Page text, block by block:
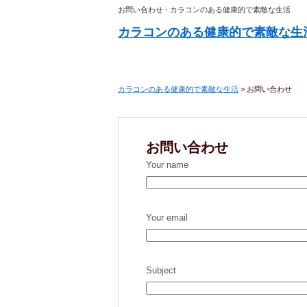
お問い合わせ - カラコンのある健康的で素敵な生活
カラコンのある健康的で素敵な生
カラコンのある健康的で素敵な生活 > お問い合わせ
お問い合わせ
Your name
Your email
Subject